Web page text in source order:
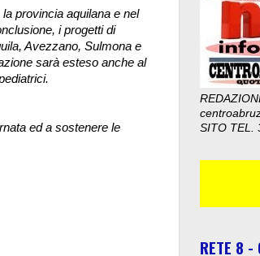
provincia aquilana e nel
i progetti di
Avezzano, Sulmona e
sarà esteso anche al
ed a sostenere le
SITO TEL.
RETE 8 -